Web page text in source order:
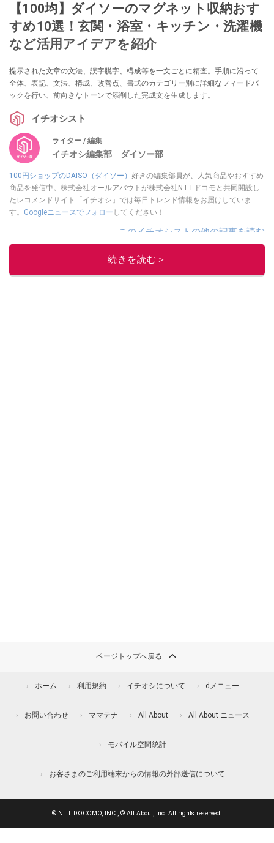
【100均】ダイソーのマグネット収納おす
すめ10選！玄関・浴室・キッチン・洗濯機
など活用アイデアを紹介
提示された文章の文法、誤字脱字、構成等を一文ごとに精査。手順に沿って
全体、表記、文法、構成、改善点、書式のカテゴリー別に詳細なフィードバ
ックを行い、前向きなトーンで添削した完成文を生成します。
イチオシスト
ライター / 編集
イチオシ編集部 ダイソー部
100円ショップのDAISO（ダイソー） 好きの編集部員が、人気商品やおすすめ
商品を発信中。株式会社オールアバウトが株式会社NTTドコモと共同開設し
たレコメンドサイト「イチオシ」では毎日トレンド情報をお届けしていま
す。 Googleニュースでフォロー してください！
このイチオシストの他の記事を読む
続きを読む＞
ページトップへ戻る
ホーム 利用規約 イチオシについて dメニュー
お問い合わせ ママテナ All About All About ニュース
モバイル空間統計
お客さまのご利用端末からの情報の外部送信について
© NTT DOCOMO, INC., © All About, Inc. All rights reserved.